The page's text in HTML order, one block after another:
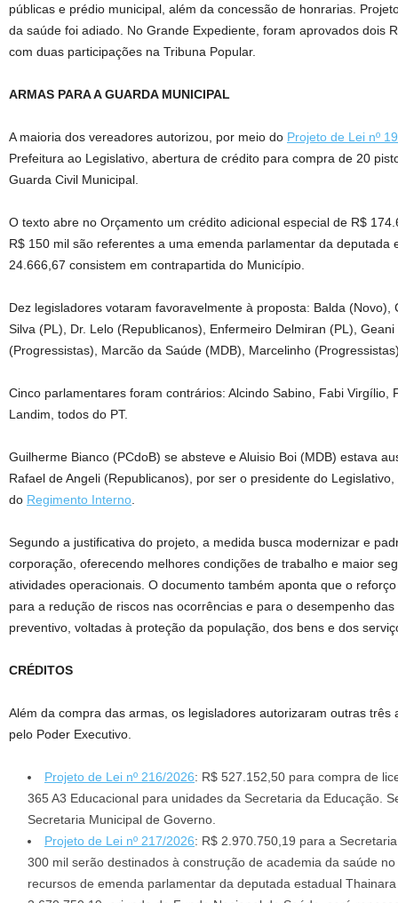
públicas e prédio municipal, além da concessão de honrarias.
da saúde foi adiado. No Grande Expediente, foram aprovados dois
com duas participações na Tribuna Popular.
ARMAS PARA A GUARDA MUNICIPAL
A maioria dos vereadores autorizou, por meio do Projeto de Lei nº
Prefeitura ao Legislativo, abertura de crédito para compra de 20
Guarda Civil Municipal.
O texto abre no Orçamento um crédito adicional especial de R$
R$ 150 mil são referentes a uma emenda parlamentar da deputada
24.666,67 consistem em contrapartida do Município.
Dez legisladores votaram favoravelmente à proposta: Balda
Silva (PL), Dr. Lelo (Republicanos), Enfermeiro Delmiran (PL),
(Progressistas), Marcão da Saúde (MDB), Marcelinho
Cinco parlamentares foram contrários: Alcindo Sabino, Fabi Virgílio,
Landim, todos do PT.
Guilherme Bianco (PCdoB) se absteve e Aluisio Boi (MDB) estava
Rafael de Angeli (Republicanos), por ser o presidente do
do Regimento Interno
Segundo a justificativa do projeto, a medida busca modernizar e
corporação, oferecendo melhores condições de trabalho e maior
atividades operacionais. O documento também aponta que o
para a redução de riscos nas ocorrências e para o desempenho
preventivo, voltadas à proteção da população, dos bens e dos
CRÉDITOS
Além da compra das armas, os legisladores autorizaram outras três
pelo Poder Executivo.
Projeto de Lei nº 216/2026: R$ 527.152,50 para compra de
365 A3 Educacional para unidades da Secretaria da Educação.
Secretaria Municipal de Governo.
Projeto de Lei nº 217/2026: R$ 2.970.750,19 para a
300 mil serão destinados à construção de academia da saúde
recursos de emenda parlamentar da deputada estadual